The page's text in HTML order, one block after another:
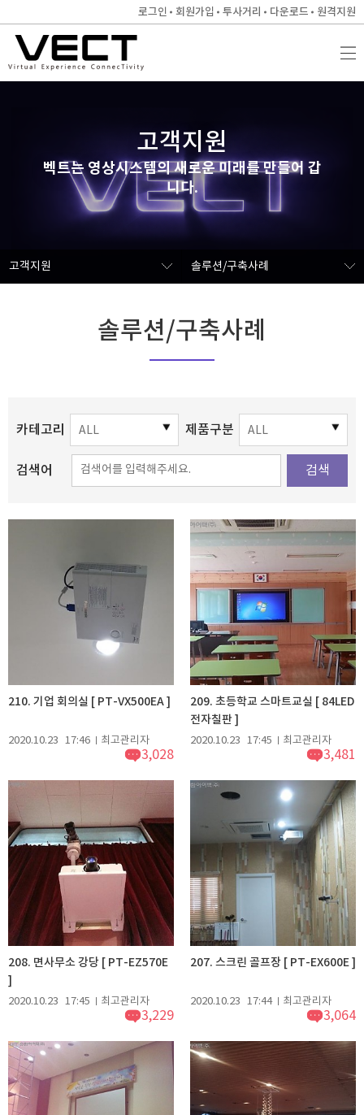
로그인 회원가입 투사거리 다운로드 원격지원
고객지원
벡트는 영상시스템의 새로운 미래를 만들어 갑
니다.
고객지원 솔루션/구축사례
솔루션/구축사례
카테고리 제품구분
검색어 검색
210. 기업 회의실 [ PT-VX500EA ]
2020.10.23 17:46 최고관리자
3,028
209. 초등학교 스마트교실 [ 84LED
전자칠판 ]
2020.10.23 17:45 최고관리자
3,481
208. 면사무소 강당 [ PT-EZ570E
]
2020.10.23 17:45 최고관리자
3,229
207. 스크린 골프장 [ PT-EX600E ]
2020.10.23 17:44 최고관리자
3,064